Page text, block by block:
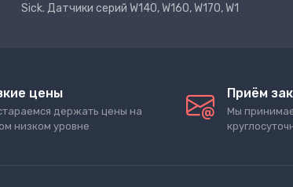
Sick. Датчики серий W140, W160, W170, W1
цены
держать цены на
низком уровне
Приём
Мы